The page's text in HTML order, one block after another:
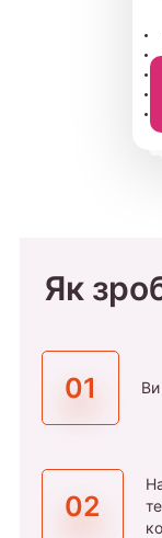
Як
01
02